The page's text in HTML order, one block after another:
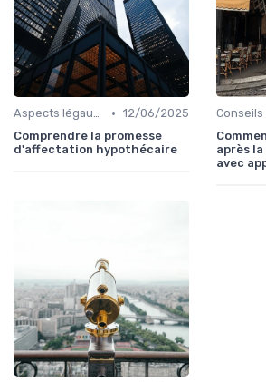
Aspects légaux et fiscaux • 12/06/2025
Comprendre la promesse
d'affectation hypothécaire
après
avec